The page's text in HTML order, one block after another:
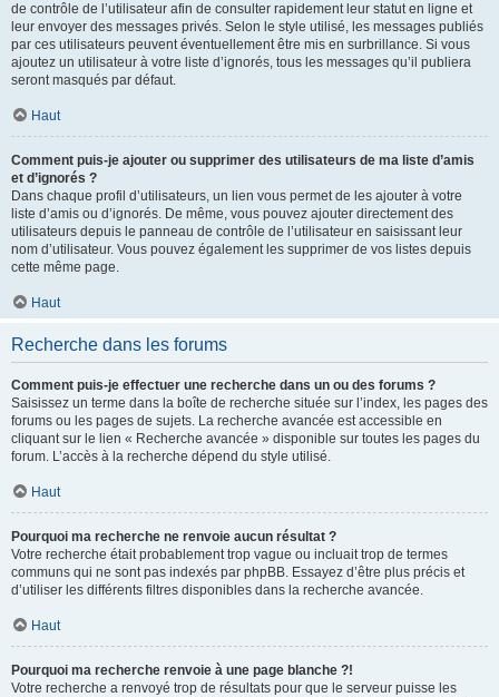
de contrôle de l’utilisateur afin de consulter rapidement leur statut en ligne et
leur envoyer des messages privés. Selon le style utilisé, les messages publiés
par ces utilisateurs peuvent éventuellement être mis en surbrillance. Si vous
ajoutez un utilisateur à votre liste d’ignorés, tous les messages qu’il publiera
seront masqués par défaut.
Haut
Comment puis-je ajouter ou supprimer des utilisateurs de ma liste d’amis
et d’ignorés ?
Dans chaque profil d’utilisateurs, un lien vous permet de les ajouter à votre
liste d’amis ou d’ignorés. De même, vous pouvez ajouter directement des
utilisateurs depuis le panneau de contrôle de l’utilisateur en saisissant leur
nom d’utilisateur. Vous pouvez également les supprimer de vos listes depuis
cette même page.
Haut
Recherche dans les forums
Comment puis-je effectuer une recherche dans un ou des forums ?
Saisissez un terme dans la boîte de recherche située sur l’index, les pages des
forums ou les pages de sujets. La recherche avancée est accessible en
cliquant sur le lien « Recherche avancée » disponible sur toutes les pages du
forum. L’accès à la recherche dépend du style utilisé.
Haut
Pourquoi ma recherche ne renvoie aucun résultat ?
Votre recherche était probablement trop vague ou incluait trop de termes
communs qui ne sont pas indexés par phpBB. Essayez d’être plus précis et
d’utiliser les différents filtres disponibles dans la recherche avancée.
Haut
Pourquoi ma recherche renvoie à une page blanche ?!
Votre recherche a renvoyé trop de résultats pour que le serveur puisse les